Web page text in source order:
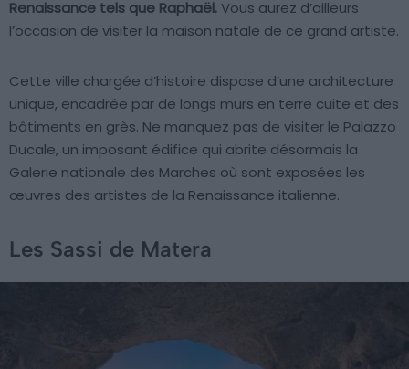
Renaissance tels que Raphaël.Vous aurez d’ailleurs
l’occasion de visiter la maison natale de ce grand artiste.
Cette ville chargée d’histoire dispose d’une architecture
unique, encadrée par de longs murs en terre cuite et des
bâtiments en grès. Ne manquez pas de visiter le Palazzo
Ducale, un imposant édifice qui abrite désormais la
Galerie nationale des Marches où sont exposées les
œuvres des artistes de la Renaissance italienne.
Les Sassi de Matera